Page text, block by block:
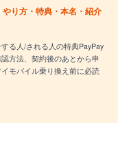
り方・特典・本名・紹介
る人/される人の特典PayPay
方法、契約後のあとから申
モバイル乗り換え前に必読